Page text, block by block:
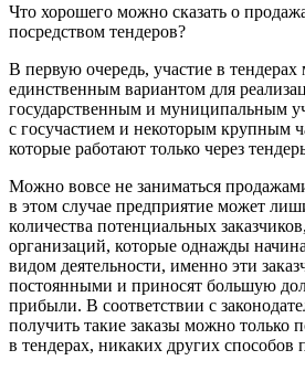
Что хорошего можно сказать о
посредством тендеров?
В первую очередь, участие в тендерах
единственным вариантом для
государственным и муниципальным
с госучастием и некоторым крупным
которые работают только через
Можно вовсе не заниматься
в этом случае предприятие может
количества потенциальных
организаций, которые однажды
видом деятельности, именно эти
постоянными и приносят большую
прибыли. В соответствии с
получить такие заказы можно только
в тендерах, никаких других спосо­бов